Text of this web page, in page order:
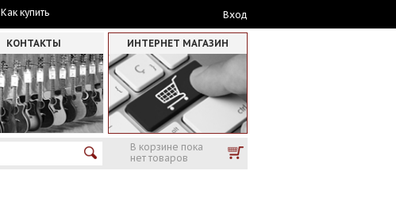
Как купить Вход
КОНТАКТЫ ИНТЕРНЕТ МАГАЗИН
В корзине пока
нет товаров